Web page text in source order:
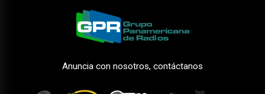
Anuncia con nosotros, contáctanos